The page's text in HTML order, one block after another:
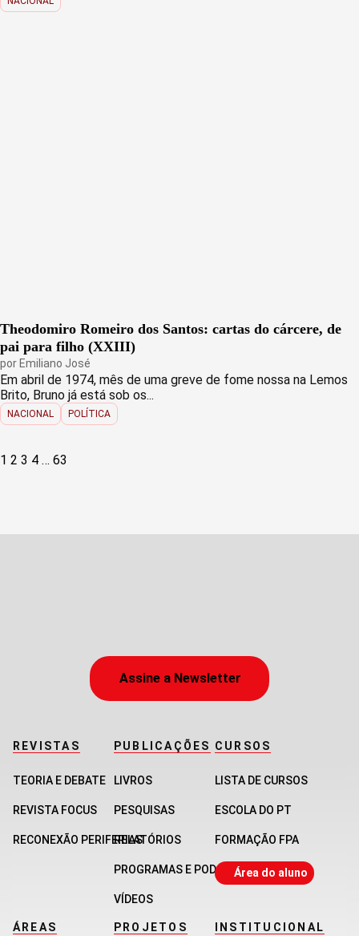
Theodomiro Romeiro dos Santos: cartas do cárcere, de
pai para filho (XXIII)
por Emiliano José
Em abril de 1974, mês de uma greve de fome nossa na Lemos
Brito, Bruno já está sob os...
NACIONAL POLÍTICA
Paginação
1 2 3 4 … 63
Assine a Newsletter
REVISTAS
TEORIA E DEBATE
REVISTA FOCUS
RECONEXÃO PERIFERIAS
PUBLICAÇÕES
LIVROS
PESQUISAS
RELATÓRIOS
PROGRAMAS E PODCASTS
VÍDEOS
CURSOS
LISTA DE CURSOS
ESCOLA DO PT
FORMAÇÃO FPA
Área do aluno
ÁREAS PROJETOS INSTITUCIONAL